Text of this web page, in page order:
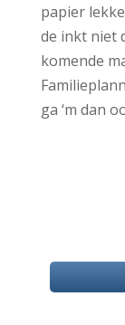
papier
de inkt niet
komende
ga ‘m dan